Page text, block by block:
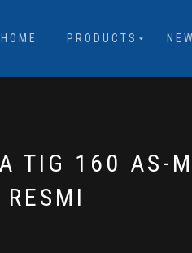
HOME PRODUCTS
TIG 160 AS-